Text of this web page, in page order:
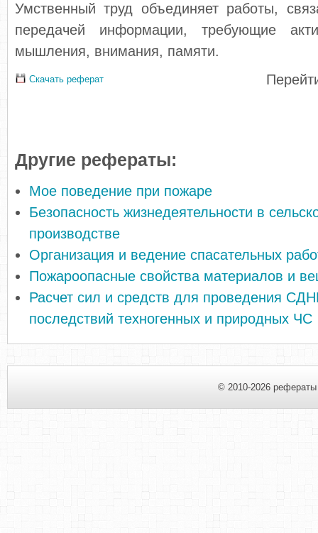
Умственный труд объединяет работы,
передачей информации, требующие
мышления, внимания, памяти.
Скачать реферат
Другие рефераты:
Мое поведение при пожаре
Безопасность жизнедеятельности в
производстве
Организация и ведение спасательных
Пожароопасные свойства материалов и
Расчет сил и средств для проведения
последствий техногенных и природных ЧС
© 2010-2026 рефераты